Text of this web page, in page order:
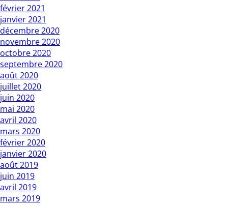
février 2021
janvier 2021
décembre 2020
novembre 2020
octobre 2020
septembre 2020
août 2020
juillet 2020
juin 2020
mai 2020
avril 2020
mars 2020
février 2020
janvier 2020
août 2019
juin 2019
avril 2019
mars 2019